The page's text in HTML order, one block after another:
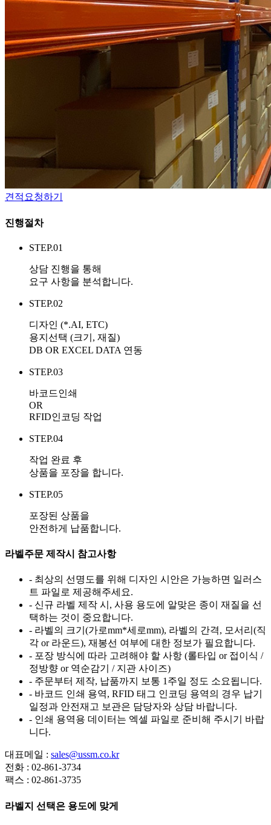
견적요청하기
진행절차
STEP.01
상담 진행을 통해
요구 사항을 분석합니다.
STEP.02
디자인 (*.AI, ETC)
용지선택 (크기, 재질)
DB OR EXCEL DATA 연동
STEP.03
바코드인쇄
OR
RFID인코딩 작업
STEP.04
작업 완료 후
상품을 포장을 합니다.
STEP.05
포장된 상품을
안전하게 납품합니다.
라벨주문 제작시 참고사항
- 최상의 선명도를 위해 디자인 시안은 가능하면 일러스
트 파일로 제공해주세요.
- 신규 라벨 제작 시, 사용 용도에 알맞은 종이 재질을 선
택하는 것이 중요합니다.
- 라벨의 크기(가로mm*세로mm), 라벨의 간격, 모서리(직
각 or 라운드), 재봉선 여부에 대한 정보가 필요합니다.
- 포장 방식에 따라 고려해야 할 사항 (롤타입 or 접이식 /
정방향 or 역순감기 / 지관 사이즈)
- 주문부터 제작, 납품까지 보통 1주일 정도 소요됩니다.
- 바코드 인쇄 용역, RFID 태그 인코딩 용역의 경우 납기
일정과 안전재고 보관은 담당자와 상담 바랍니다.
- 인쇄 용역용 데이터는 엑셀 파일로 준비해 주시기 바랍
니다.
대표메일 : sales@ussm.co.kr
전화 : 02-861-3734
팩스 : 02-861-3735
라벨지 선택은 용도에 맞게